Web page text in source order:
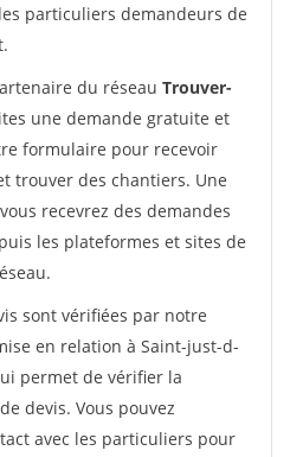
particuliers demandeurs de
du réseau Trouver-
une demande gratuite et
formulaire pour recevoir
trouver des chantiers. Une
recevrez des demandes
les plateformes et sites de
sont vérifiées par notre
en relation à Saint-just-d-
permet de vérifier la
devis. Vous pouvez
avec les particuliers pour